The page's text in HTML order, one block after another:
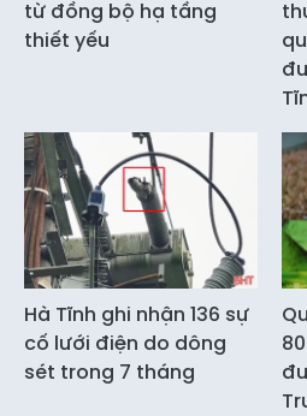
từ đồng bộ hạ tầng
thiết yếu
Hà Tĩnh ghi nhận 136 sự
cố lưới điện do dông
sét trong 7 tháng